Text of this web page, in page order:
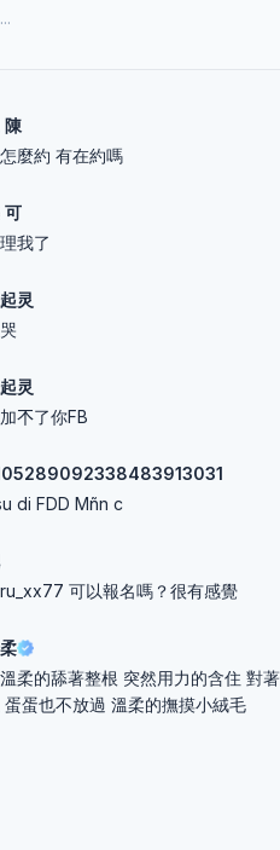
陳
麼約 有在約嗎
可
我了
灵
灵
𣎴了你FB
di FDD Mñn c
可以報名嗎？很有感覺
柔的舔著整根 突然用力的含住 對
蛋蛋也不放過 溫柔的撫摸小絨毛